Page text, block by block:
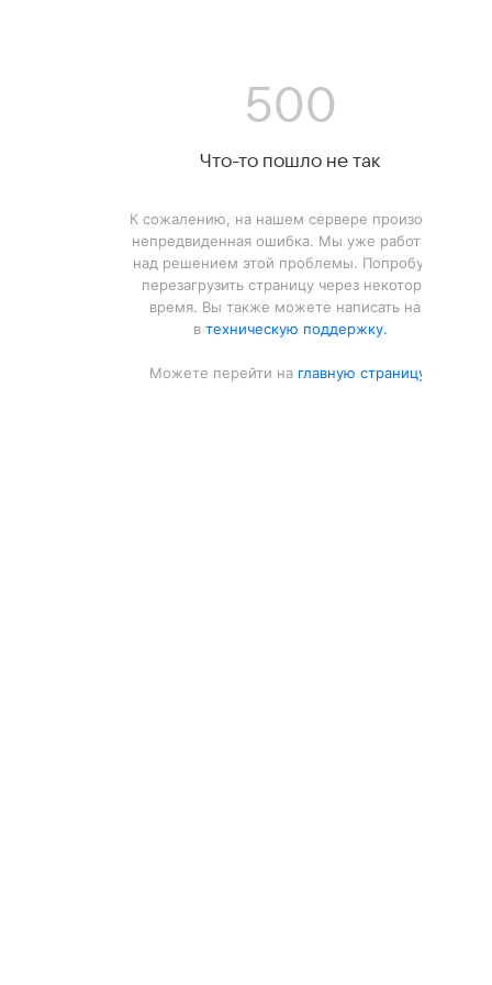
500
Что-то пошло не так
К сожалению, на нашем сервере произошла
непредвиденная ошибка. Мы уже работаем
над решением этой проблемы. Попробуйте
перезагрузить страницу через некоторое
время. Вы также можете написать нам
втехническую поддержку.
Можете перейти на главную страницу.